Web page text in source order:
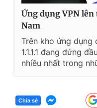
Ứng dụng VPN
Nam
Trên kho ứng dụng
1.1.1.1 đang đứng
nhiều nhất trong
Chia sẻ